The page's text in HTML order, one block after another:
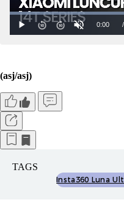
(asj/asj)
TAGS
Insta360 Luna